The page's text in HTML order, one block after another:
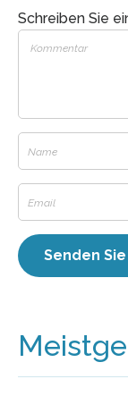
Schreiben Sie